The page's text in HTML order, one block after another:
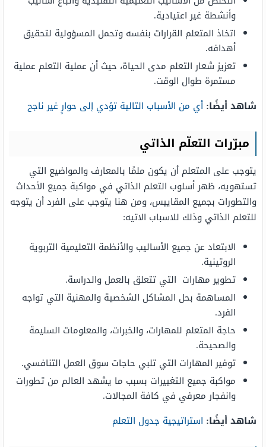
وأنشطة غير اعتيادية.
اتخاذ المتعلم القرارات بنفسه وتحمل المسؤولية لتحقيق
أهدافه.
تعزيز شعار التعلم مدى الحياة، حيث أن عملية التعلم عملية
مستمرة طوال الوقت.
شاهد أيضًا: أي من الأسباب التالية تؤدي إلى حوارٍ غير ناجح
مبرّرات التعلّم الذاتي
يتوجب على المتعلم أن يكون ملمًا بالمعارف والمواضيع التي
تستهويه، ظهر أسلوب التعلم الذاتي في مواكبة جميع الأحداث
والتطورات بجميع المقاييس، ومن هنا يتوجب على الفرد أن يتوجه
للتعلم الذاتي وذلك للاسباب الاتيه:
الابتعاد عن جميع الأساليب والأنظمة التعليمية التربوية
الروتينية.
تطوير مهارات التي تتعلق بالعمل والدراسة.
المساهمة بحل المشاكل الشخصية والمهنية التي تواجه
الفرد.
حاجة المتعلم للمهارات، والخبرات، والمعلومات السليمة
والصحيحة.
توفير المهارات التي تلبي حاجات سوق العمل التنافسي.
مواكبة جميع التغييرات بسبب ما يشهد العالم من تطورات
وانفجار معرفي في كافة المجالات.
شاهد أيضًا: استراتيجية جدول التعلم